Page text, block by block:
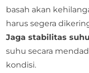
basah akan
harus segera
Jaga stabilitas
suhu secara
kondisi.